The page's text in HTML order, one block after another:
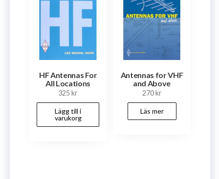
HF Antennas For
All Locations
325kr
Lägg till i
varukorg
Antennas for VHF
and Above
270kr
Läs mer